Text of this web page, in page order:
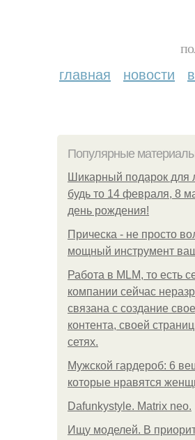
главная новости
Популярные
Шикарный подарок для
будь то 14 февраля, 8
день рождения!
Прическа - не просто
мощный инструмент
Работа в MLM, то есть
компании сейчас
связана с создание
контента, своей
сетях.
Мужской гардероб: 6
которые нравятся
Dafunkystyle. Matrix neo.
Ищу моделей. В